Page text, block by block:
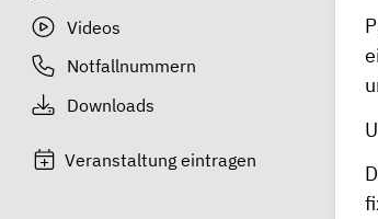
Videos
Notfallnummern
Downloads
Veranstaltung eintragen